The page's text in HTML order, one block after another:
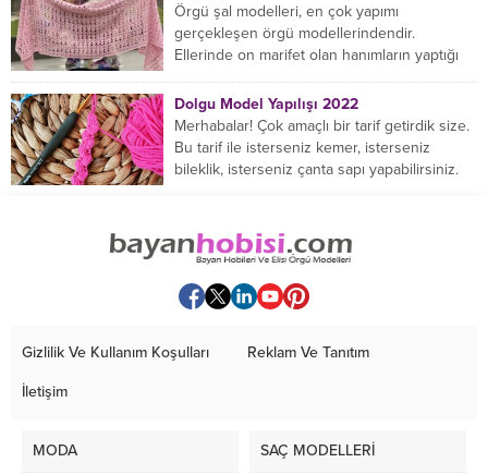
Örgü şal modelleri, en çok yapımı
gerçekleşen örgü modellerindendir.
Ellerinde on marifet olan hanımların yaptığı
Dolgu Model Yapılışı 2022
Merhabalar! Çok amaçlı bir tarif getirdik size.
Bu tarif ile isterseniz kemer, isterseniz
bileklik, isterseniz çanta sapı yapabilirsiniz.
Gizlilik Ve Kullanım Koşulları Reklam Ve Tanıtım
İletişim
MODA SAÇ MODELLERİ